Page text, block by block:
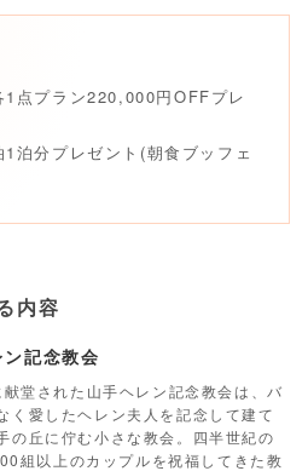
1点プラン220,000円OFFプレ
1泊分プレゼント(朝食ブッフェ
内容
記念教会
堂された山手ヘレン記念教会は、バ
く愛したヘレン夫人を記念して建て
の丘に佇む小さな教会。四半世紀の
組以上のカップルを祝福してきた教